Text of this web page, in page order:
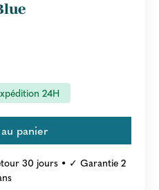
24H
30 jours • ✓ Garantie 2